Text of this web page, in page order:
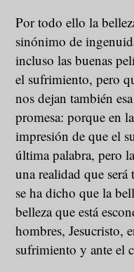
Por todo ello la
sinónimo de
incluso las buenas
el sufrimiento, pero
nos dejan también
promesa: porque en
impresión de que el
última palabra, pero
una realidad que será
se ha dicho que la
belleza que está
hombres, Jesucristo,
sufrimiento y ante el